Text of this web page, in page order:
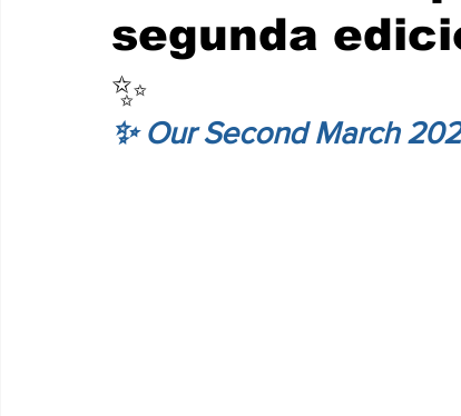
segunda
✨
✨ Our Second March